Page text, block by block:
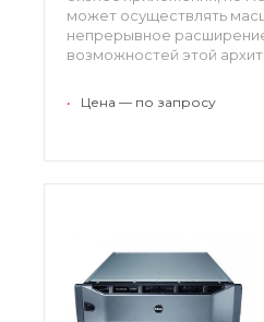
может осуществлять
непрерывное
возможностей этой
порой, сохранить все
• Цена — по запросу